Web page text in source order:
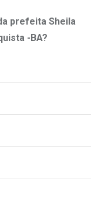
prefeita Sheila
-BA?